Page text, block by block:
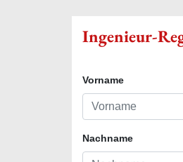
Ingenieur-
Vorname
Nachname